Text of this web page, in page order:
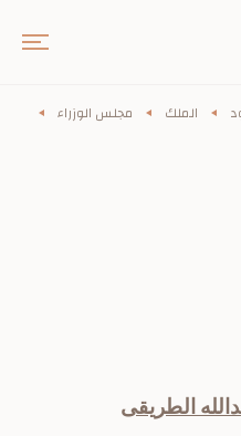
الملك
مجلس الوزراء
الطريقى